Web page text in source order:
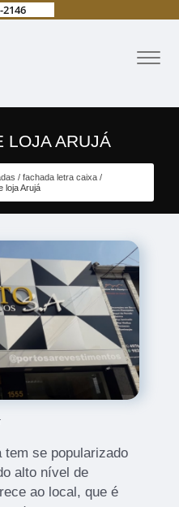
2146
LOJA ARUJÁ
fachada letra caixa
loja Arujá
tem se popularizado
alto nível de
ao local, que é